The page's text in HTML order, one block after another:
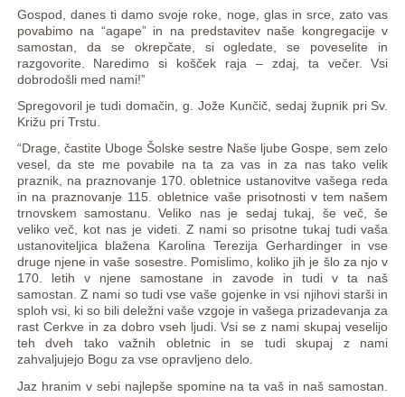
Gospod, danes ti damo svoje roke, noge, glas in srce, zato vas
povabimo na “agape” in na predstavitev naše kongregacije v
samostan, da se okrepčate, si ogledate, se poveselite in
razgovorite. Naredimo si košček raja – zdaj, ta večer. Vsi
dobrodošli med nami!”
Spregovoril je tudi domačin, g. Jože Kunčič, sedaj župnik pri Sv.
Križu pri Trstu.
“Drage, častite Uboge Šolske sestre Naše ljube Gospe, sem zelo
vesel, da ste me povabile na ta za vas in za nas tako velik
praznik, na praznovanje 170. obletnice ustanovitve vašega reda
in na praznovanje 115. obletnice vaše prisotnosti v tem našem
trnovskem samostanu. Veliko nas je sedaj tukaj, še več, še
veliko več, kot nas je videti. Z nami so prisotne tukaj tudi vaša
ustanoviteljica blažena Karolina Terezija Gerhardinger in vse
druge njene in vaše sosestre. Pomislimo, koliko jih je šlo za njo v
170. letih v njene samostane in zavode in tudi v ta naš
samostan. Z nami so tudi vse vaše gojenke in vsi njihovi starši in
sploh vsi, ki so bili deležni vaše vzgoje in vašega prizadevanja za
rast Cerkve in za dobro vseh ljudi. Vsi se z nami skupaj veselijo
teh dveh tako važnih obletnic in se tudi skupaj z nami
zahvaljujejo Bogu za vse opravljeno delo.
Jaz hranim v sebi najlepše spomine na ta vaš in naš samostan.